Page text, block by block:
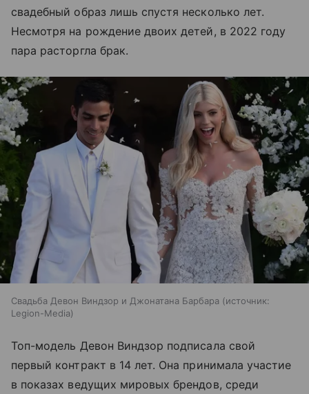
свадебный образ лишь спустя несколько лет.
Несмотря на рождение двоих детей, в 2022 году
пара расторгла брак.
Свадьба Девон Виндзор и Джонатана Барбара
источник:
Legion-Media
Топ-модель Девон Виндзор подписала свой
первый контракт в 14 лет. Она принимала участие
в показах ведущих мировых брендов, среди